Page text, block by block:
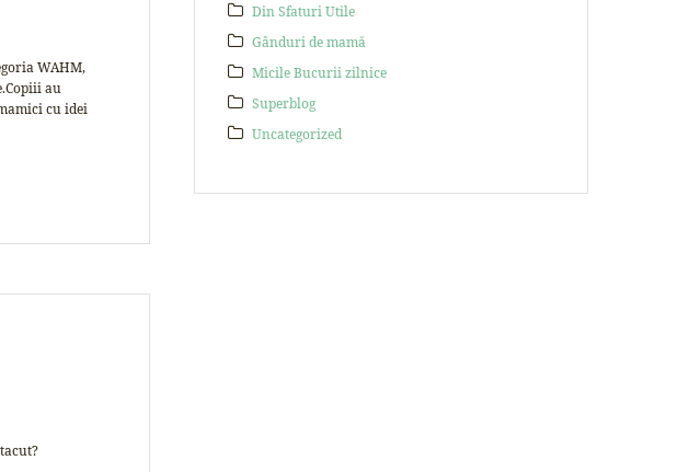
WAHM,
au
cu idei
Din Sfaturi Utile
Gânduri de mamă
Micile Bucurii zilnice
Superblog
Uncategorized